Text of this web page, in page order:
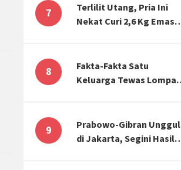
7
Terlilit Utang, Pria Ini
Nekat Curi 2,6 Kg Emas
8
Fakta-Fakta Satu
Keluarga Tewas Lompat
Kening
9
Prabowo-Gibran Unggul
di Jakarta, Segini Hasil